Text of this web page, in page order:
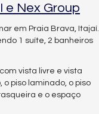
e Nex Group
em Praia Brava, Itajaí.
1 suíte, 2 banheiros
vista livre e vista
piso laminado, o piso
e o espaço